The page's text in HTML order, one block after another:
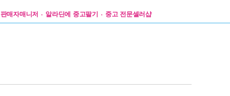
판매자매니저 알라딘에 중고팔기 중고 전문셀러샵